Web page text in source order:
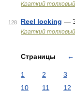
Краткий
128 Reel locking —
Краткий
Страницы ←
1 2 3
10
11 12